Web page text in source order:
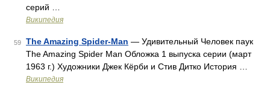
серий …
Википедия
59 The Amazing Spider-Man — Удивительный Человек паук
The Amazing Spider Man Обложка 1 выпуска серии (март
1963 г.) Художники Джек Кёрби и Стив Дитко История …
Википедия